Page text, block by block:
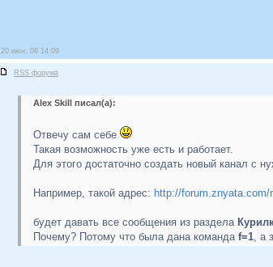
20 июн, 08 14:09
RSS форума
Alex Skill писал(а):
Отвечу сам себе
Такая возможность уже есть и работает.
Для этого достаточно создать новый канал с
Например, такой адрес: http://forum.znyata.com/
будет давать все сообщения из раздела
Почему? Потому что была дана команда f=1, а